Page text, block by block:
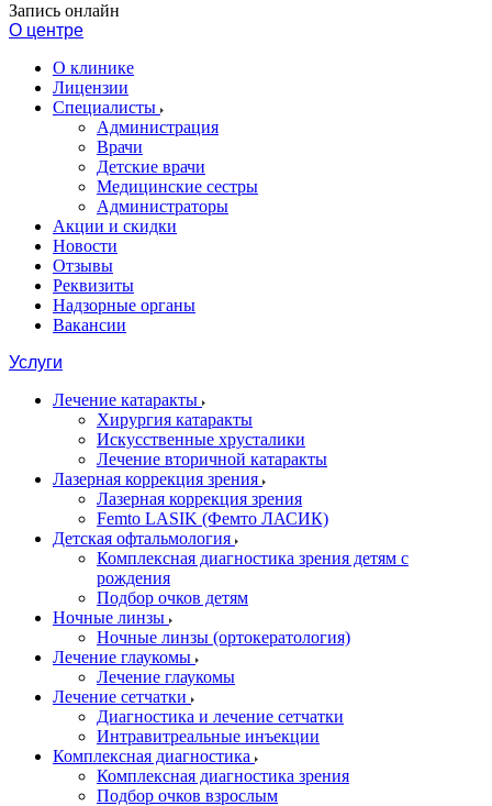
Запись онлайн
О центре
О клинике
Лицензии
Специалисты
Администрация
Врачи
Детские врачи
Медицинские сестры
Администраторы
Акции и скидки
Новости
Отзывы
Реквизиты
Надзорные органы
Вакансии
Услуги
Лечение катаракты
Хирургия катаракты
Искусственные хрусталики
Лечение вторичной катаракты
Лазерная коррекция зрения
Лазерная коррекция зрения
Femto LASIK (Фемто ЛАСИК)
Детская офтальмология
Комплексная диагностика зрения детям c
рождения
Подбор очков детям
Ночные линзы
Ночные линзы (ортокератология)
Лечение глаукомы
Лечение глаукомы
Лечение сетчатки
Диагностика и лечение сетчатки
Интравитреальные инъекции
Комплексная диагностика
Комплексная диагностика зрения
Подбор очков взрослым